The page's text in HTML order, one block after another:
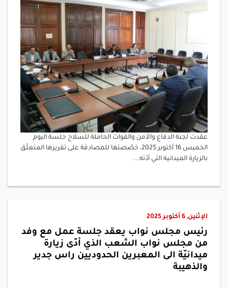
عقدت لجنة الدفاع والأمن والقوات الحاملة للسلاح جلسة اليوم
الخميس 16 أكتوبر 2025، خصّصتها للمصادقة على تقريرها المتعلّق
بالزيارة الميدانية التي أدّته...
الإثنين, 6 أكتوبر 2025
رئيس مجلس نواب يعقد جلسة عمل مع وفد
من مجلس نواب الشعب الذي أدّى زيارة
ميدانيّة الى المعبرين الحدوديين راس جدير
والذهيبة